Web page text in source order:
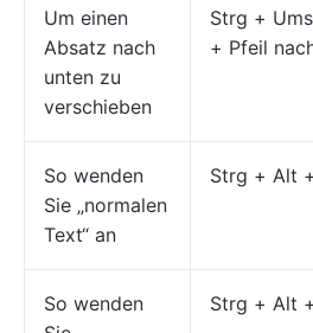
Um einen
Absatz nach
unten zu
verschieben
Strg +
+ Pfeil
So wenden
Sie „normalen
Text“ an
Strg + Alt
So wenden
Strg + Alt